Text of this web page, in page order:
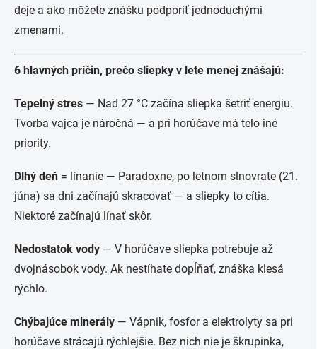
deje a ako môžete znášku podporiť jednoduchými
zmenami.
6 hlavných príčin, prečo sliepky v lete menej znášajú:
Tepelný stres — Nad 27 °C začína sliepka šetriť energiu.
Tvorba vajca je náročná — a pri horúčave má telo iné
priority.
Dlhý deň = línanie — Paradoxne, po letnom slnovrate (21.
júna) sa dni začínajú skracovať — a sliepky to cítia.
Niektoré začínajú línať skôr.
Nedostatok vody — V horúčave sliepka potrebuje až
dvojnásobok vody. Ak nestíhate dopĺňať, znáška klesá
rýchlo.
Chýbajúce minerály — Vápnik, fosfor a elektrolyty sa pri
horúčave strácajú rýchlejšie. Bez nich nie je škrupinka,